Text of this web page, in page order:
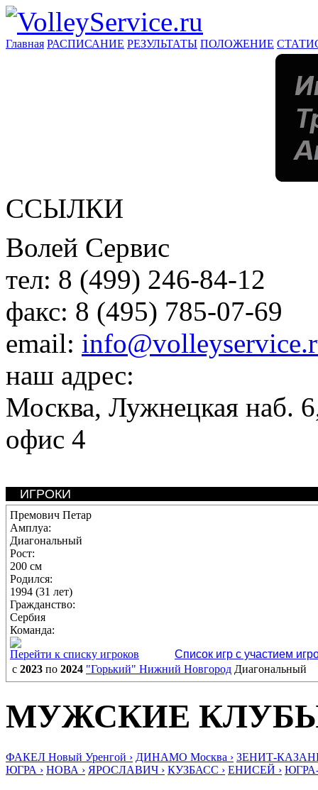
Главная РАСПИСАНИЕ РЕЗУЛЬТАТЫ ПОЛОЖЕНИЕ
ССЫЛКИ
Волей Сервис
тел: 8 (499) 246-84-12
факс: 8 (495) 785-07-69
email:
наш адрес:
Москва, Лужнецкая наб.
офис 4
ИГРОКИ
Премович Петар
Амплуа:
Диагональный
Рост:
200 см
Родился:
1994 (31 лет)
Гражданство:
Сербия
Команда:
Перейти к списку игроков
Список игр с участием
с 2023 по 2024 "Горький" Нижний Новгород Диагональный
МУЖСКИЕ
ФАКЕЛ Новый Уренгой › ДИНАМО Москва › ЗЕНИТ-
ЮГРА › НОВА › ЯРОСЛАВИЧ › КУЗБАСС › ЕНИСЕЙ ›